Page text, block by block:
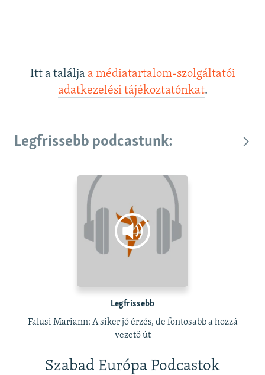
Itt a találja a médiatartalom-szolgáltatói
adatkezelési tájékoztatónkat.
Legfrissebb podcastunk:
Legfrissebb
Falusi Mariann: A siker jó érzés, de fontosabb a hozzá
vezető út
Szabad Európa Podcastok